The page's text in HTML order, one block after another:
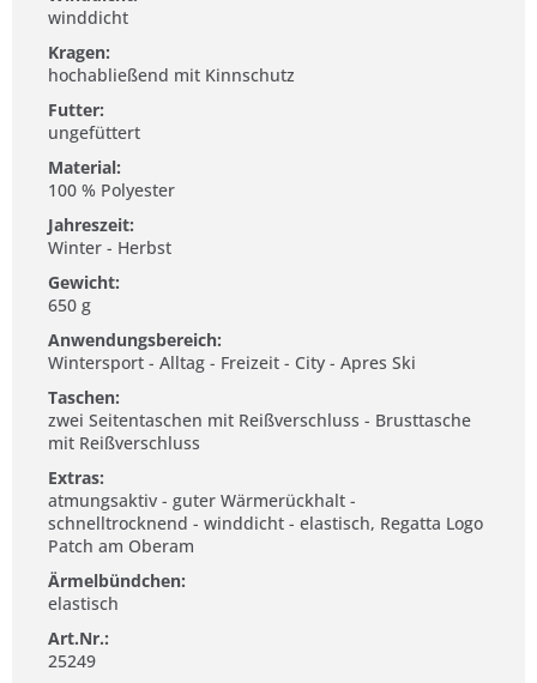
winddicht
Kragen:
hochabließend mit Kinnschutz
Futter:
ungefüttert
Material:
100 % Polyester
Jahreszeit:
Winter - Herbst
Gewicht:
650 g
Anwendungsbereich:
Wintersport - Alltag - Freizeit - City - Apres Ski
Taschen:
zwei Seitentaschen mit Reißverschluss - Brusttasche
mit Reißverschluss
Extras:
atmungsaktiv - guter Wärmerückhalt -
schnelltrocknend - winddicht - elastisch, Regatta Logo
Patch am Oberam
Ärmelbündchen:
elastisch
Art.Nr.:
25249